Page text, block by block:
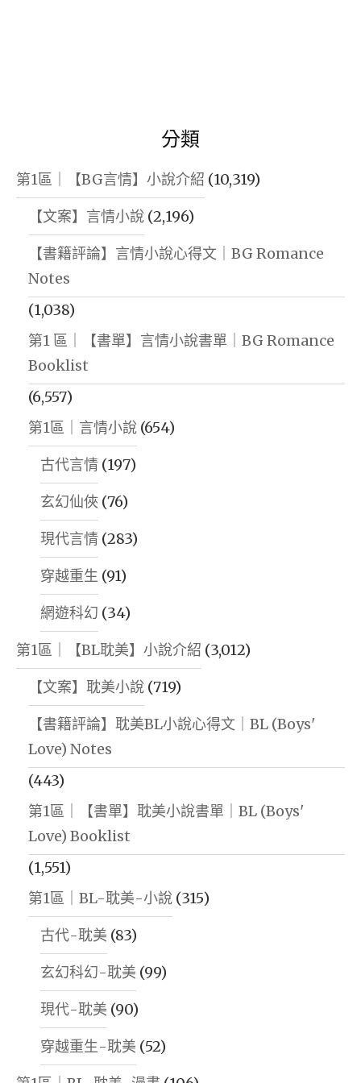
分類
第1區｜【BG言情】小說介紹 (10,319)
【文案】言情小說 (2,196)
【書籍評論】言情小說心得文｜BG Romance
Notes
(1,038)
第1 區｜【書單】言情小說書單｜BG Romance
Booklist
(6,557)
第1區｜言情小說 (654)
古代言情 (197)
玄幻仙俠 (76)
現代言情 (283)
穿越重生 (91)
網遊科幻 (34)
第1區｜【BL耽美】小說介紹 (3,012)
【文案】耽美小說 (719)
【書籍評論】耽美BL小說心得文｜BL (Boys'
Love) Notes
(443)
第1區｜【書單】耽美小說書單｜BL (Boys'
Love) Booklist
(1,551)
第1區｜BL-耽美-小說 (315)
古代-耽美 (83)
玄幻科幻-耽美 (99)
現代-耽美 (90)
穿越重生-耽美 (52)